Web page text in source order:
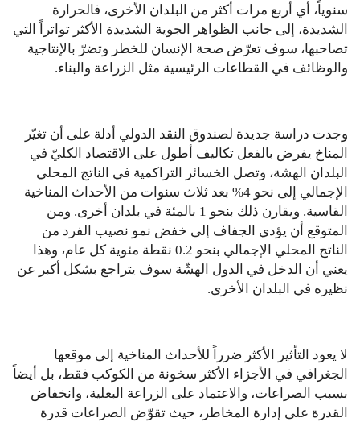
سنوياً، أي أربع مرات أكثر من البلدان الأخرى، فالحرارة
الشديدة، إلى جانب الظواهر الجوية الشديدة الأكثر تواتراً التي
تصاحبها، سوف تعرّض صحة الإنسان للخطر وتضرّ بالإنتاجية
والوظائف في القطاعات الرئيسية مثل الزراعة والبناء.
وجدت دراسة جديدة لصندوق النقد الدولي أدلة على أن تغيّر
المناخ يفرض بالفعل تكاليف أطول على الاقتصاد الكليّ في
البلدان الهشة، وتصل الخسائر التراكمية في الناتج المحلي
الإجمالي إلى نحو 4% بعد ثلاث سنوات من الأحداث المناخية
القاسية. ويقارن ذلك بنحو 1 بالمئة في بلدان أخرى. ومن
المتوقع أن يؤدي الجفاف إلى خفض نمو نصيب الفرد من
الناتج المحلي الإجمالي بنحو 0.2 نقطة مئوية كل عام، وهذا
يعني أن الدخل في الدول الهشّة سوف يتراجع بشكل أكبر عن
نظيره في البلدان الأخرى.
لا يعود التأثير الأكثر ضرراً للأحداث المناخية إلى موقعها
الجغرافي في الأجزاء الأكثر سخونة من الكوكب فقط، بل أيضاً
بسبب الصراعات، والاعتماد على الزراعة البعلية، وانخفاض
القدرة على إدارة المخاطر، حيث تقوّض الصراعات قدرة